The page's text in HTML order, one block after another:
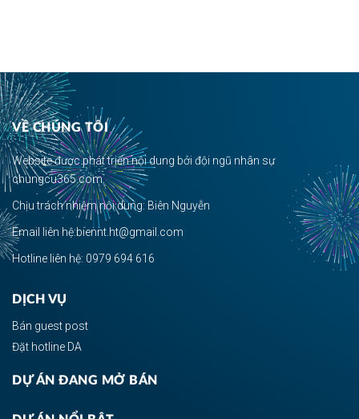
VỀ CHÚNG TÔI
Website được phát triển nội dung bởi đội ngũ nhân sự
chungcu365.com.
Chịu trách nhiệm nội dung: Biên Nguyễn
Email liên hệ:biennt.ht@gmail.com
Hotline liên hệ: 0979 694 616
DỊCH VỤ
Bán guest post
Đặt hotline DA
DỰ ÁN ĐANG MỞ BÁN